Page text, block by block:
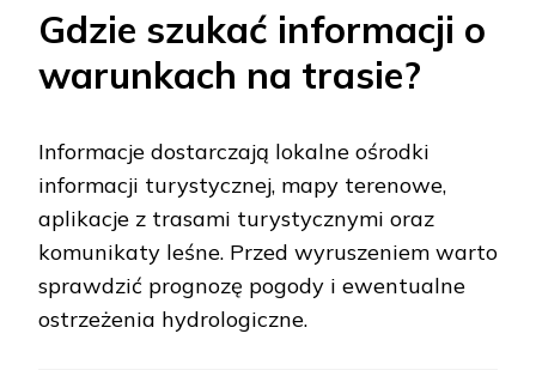
Gdzie szukać informacji o
warunkach na trasie?
Informacje dostarczają lokalne ośrodki
informacji turystycznej, mapy terenowe,
aplikacje z trasami turystycznymi oraz
komunikaty leśne. Przed wyruszeniem warto
sprawdzić prognozę pogody i ewentualne
ostrzeżenia hydrologiczne.